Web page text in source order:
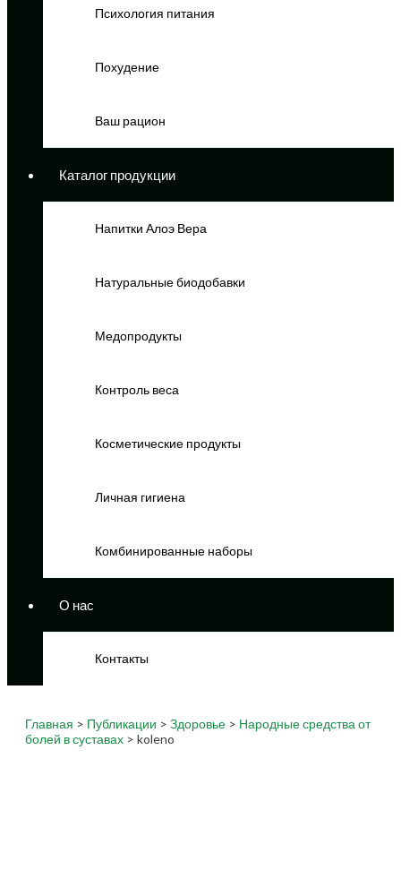
Психология питания
Похудение
Ваш рацион
Каталог продукции
Напитки Алоэ Вера
Натуральные биодобавки
Медопродукты
Контроль веса
Косметические продукты
Личная гигиена
Комбинированные наборы
О нас
Контакты
Главная > Публикации > Здоровье > Народные средства от
болей в суставах > koleno